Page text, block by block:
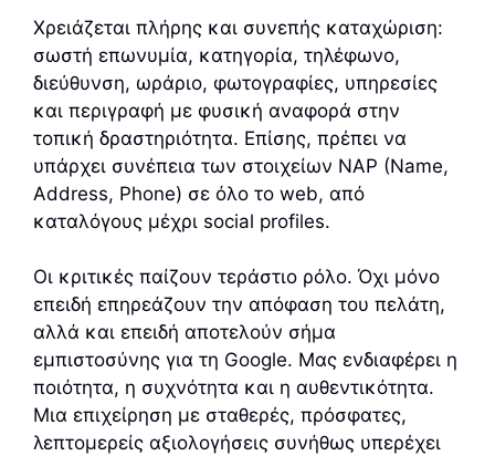
Χρειάζεται πλήρης και συνεπής καταχώριση:
σωστή επωνυμία, κατηγορία, τηλέφωνο,
διεύθυνση, ωράριο, φωτογραφίες, υπηρεσίες
και περιγραφή με φυσική αναφορά στην
τοπική δραστηριότητα. Επίσης, πρέπει να
υπάρχει συνέπεια των στοιχείων NAP (Name,
Address, Phone) σε όλο το web, από
καταλόγους μέχρι social profiles.
Οι κριτικές παίζουν τεράστιο ρόλο. Όχι μόνο
επειδή επηρεάζουν την απόφαση του πελάτη,
αλλά και επειδή αποτελούν σήμα
εμπιστοσύνης για τη Google. Μας ενδιαφέρει η
ποιότητα, η συχνότητα και η αυθεντικότητα.
Μια επιχείρηση με σταθερές, πρόσφατες,
λεπτομερείς αξιολογήσεις συνήθως υπερέχει